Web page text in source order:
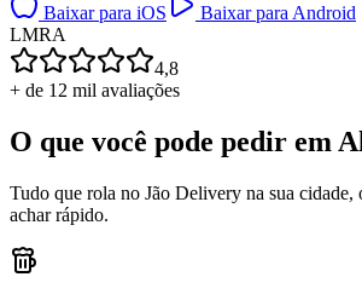
Baixar para iOS
Baixar para Android
LMRA
4,8
+ de 12 mil avaliações
O que você pode pedir em
Tudo que rola no Jão Delivery na sua cidade,
achar rápido.